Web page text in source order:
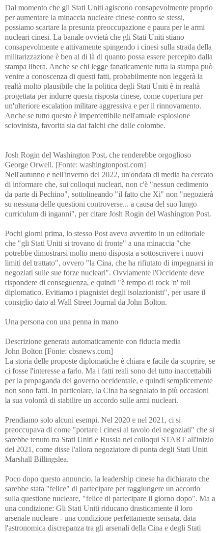
Dal momento che gli Stati Uniti agiscono consapevolmente proprio
per aumentare la minaccia nucleare cinese contro se stessi,
possiamo scartare la presunta preoccupazione e paura per le armi
nucleari cinesi. La banale ovvietà che gli Stati Uniti stiano
consapevolmente e attivamente spingendo i cinesi sulla strada della
militarizzazione è ben al di là di quanto possa essere percepito dalla
stampa libera. Anche se chi legge fanaticamente tutta la stampa può
venire a conoscenza di questi fatti, probabilmente non leggerà la
realtà molto plausibile che la politica degli Stati Uniti è in realtà
progettata per indurre questa risposta cinese, come copertura per
un'ulteriore escalation militare aggressiva e per il rinnovamento.
Anche se tutto questo è impercettibile nell'attuale esplosione
sciovinista, favorita sia dai falchi che dalle colombe.
Josh Rogin del Washington Post, che renderebbe orgoglioso
George Orwell. [Fonte: washingtonpost.com]
Nell'autunno e nell'inverno del 2022, un'ondata di media ha cercato
di informare che, sui colloqui nucleari, non c'è "nessun cedimento
da parte di Pechino", sottolineando "il fatto che Xi" non "negozierà
su nessuna delle questioni controverse... a causa del suo lungo
curriculum di inganni", per citare Josh Rogin del Washington Post.
Pochi giorni prima, lo stesso Post aveva avvertito in un editoriale
che "gli Stati Uniti si trovano di fronte" a una minaccia "che
potrebbe dimostrarsi molto meno disposta a sottoscrivere i nuovi
limiti del trattato", ovvero "la Cina, che ha rifiutato di impegnarsi in
negoziati sulle sue forze nucleari". Ovviamente l'Occidente deve
rispondere di conseguenza, e quindi "è tempo di rock 'n' roll
diplomatico. Evitiamo i piagnistei degli isolazionisti", per usare il
consiglio dato al Wall Street Journal da John Bolton.
Una persona con una penna in mano
Descrizione generata automaticamente con fiducia media
John Bolton [Fonte: cbsnews.com]
La storia delle proposte diplomatiche è chiara e facile da scoprire, se
ci fosse l'interesse a farlo. Ma i fatti reali sono del tutto inaccettabili
per la propaganda del governo occidentale, e quindi semplicemente
non sono fatti. In particolare, la Cina ha segnalato in più occasioni
la sua volontà di stabilire un accordo sulle armi nucleari.
Prendiamo solo alcuni esempi. Nel 2020 e nel 2021, ci si
preoccupava di come "portare i cinesi al tavolo dei negoziati" che si
sarebbe tenuto tra Stati Uniti e Russia nei colloqui START all'inizio
del 2021, come disse l'allora negoziatore di punta degli Stati Uniti
Marshall Billingslea.
Poco dopo questo annuncio, la leadership cinese ha dichiarato che
sarebbe stata "felice" di partecipare per raggiungere un accordo
sulla questione nucleare, "felice di partecipare il giorno dopo". Ma a
una condizione: Gli Stati Uniti riducano drasticamente il loro
arsenale nucleare - una condizione perfettamente sensata, data
l'astronomica discrepanza tra gli arsenali della Cina e degli Stati